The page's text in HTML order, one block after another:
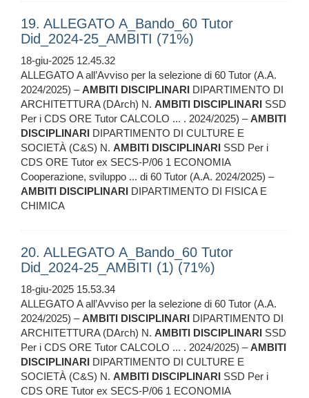
19. ALLEGATO A_Bando_60 Tutor
Did_2024-25_AMBITI (71%)
18-giu-2025 12.45.32
ALLEGATO A all’Avviso per la selezione di 60 Tutor (A.A.
2024/2025) –AMBITI DISCIPLINARI DIPARTIMENTO DI
ARCHITETTURA (DArch) N. AMBITI DISCIPLINARI SSD
Per i CDS ORE Tutor CALCOLO ... . 2024/2025) –AMBITI
DISCIPLINARI DIPARTIMENTO DI CULTURE E
SOCIETÀ (C&S) N. AMBITI DISCIPLINARI SSD Per i
CDS ORE Tutor ex SECS-P/06 1 ECONOMIA
Cooperazione, sviluppo ... di 60 Tutor (A.A. 2024/2025) –
AMBITI DISCIPLINARI DIPARTIMENTO DI FISICA E
CHIMICA
20. ALLEGATO A_Bando_60 Tutor
Did_2024-25_AMBITI (1) (71%)
18-giu-2025 15.53.34
ALLEGATO A all’Avviso per la selezione di 60 Tutor (A.A.
2024/2025) –AMBITI DISCIPLINARI DIPARTIMENTO DI
ARCHITETTURA (DArch) N. AMBITI DISCIPLINARI SSD
Per i CDS ORE Tutor CALCOLO ... . 2024/2025) –AMBITI
DISCIPLINARI DIPARTIMENTO DI CULTURE E
SOCIETÀ (C&S) N. AMBITI DISCIPLINARI SSD Per i
CDS ORE Tutor ex SECS-P/06 1 ECONOMIA